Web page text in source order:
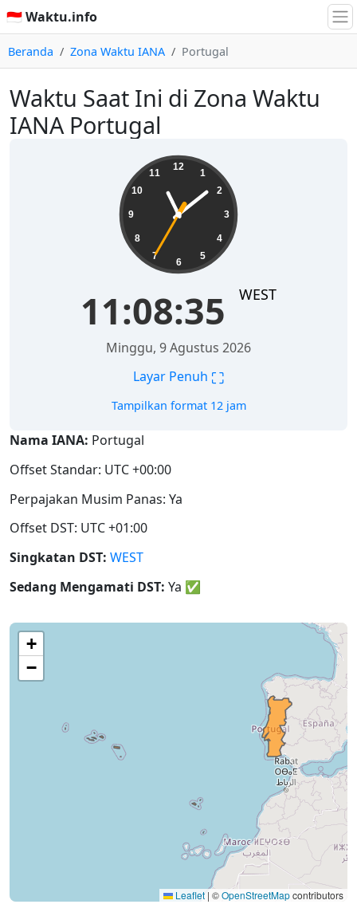
🇮🇩 Waktu.info
Beranda Zona Waktu IANA Portugal
Waktu Saat Ini di Zona Waktu
IANA Portugal
12
1
2
3
4
5
6
7
8
9
10
11
11:08:35 WEST
Minggu, 9 Agustus 2026
Layar Penuh ⛶
Tampilkan format 12 jam
Nama IANA: Portugal
Offset Standar: UTC +00:00
Perpajakan Musim Panas: Ya
Offset DST: UTC +01:00
Singkatan DST: WEST
Sedang Mengamati DST: Ya ✅
+
−
Leaflet | ©OpenStreetMapcontributors